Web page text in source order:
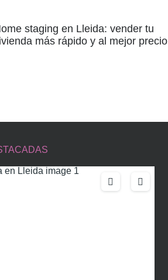
staging en Lleida: vender tu
más rápido y al mejor precio